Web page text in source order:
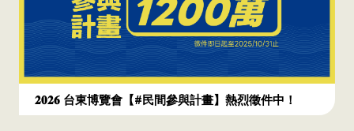
𝟐𝟎𝟐𝟔 台東博覽會【#民間參與計畫】熱烈徵件中！